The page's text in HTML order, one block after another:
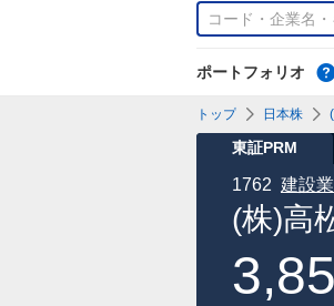
ポートフォリオ
トップ 日本株
東証PRM
(株)高
1762 建設業